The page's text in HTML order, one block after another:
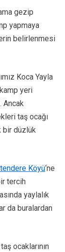
gezip
yapmaya
belirlenmesi
Koca Yayla
yeri
Ancak
taş ocağı
bir düzlük
Köyü‘ne
tercih
yaylalık
da buralardan
ocaklarının